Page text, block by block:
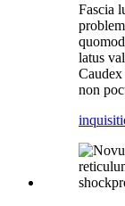
Fascia
latus
non